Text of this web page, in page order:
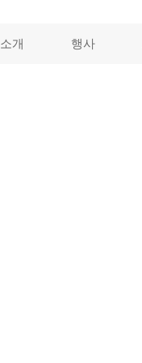
소개 행사